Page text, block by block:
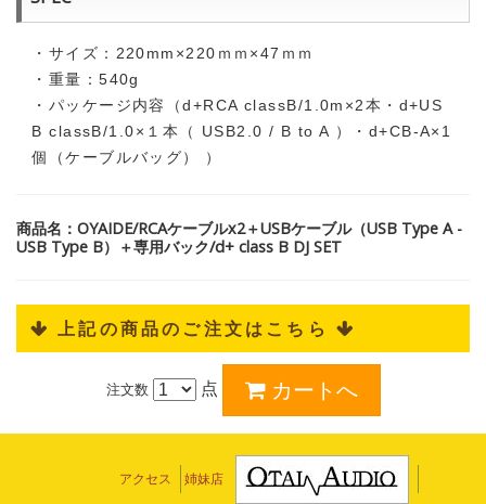
・サイズ：220mm×220ｍｍ×47ｍｍ
・重量：540g
・パッケージ内容（d+RCA classB/1.0m×2本・d+US
B classB/1.0×１本（ USB2.0 / B to A ）・d+CB-A×1
個（ケーブルバッグ） ）
商品名：OYAIDE/RCAケーブルx2＋USBケーブル（USB Type A -
USB Type B）＋専用バック/d+ class B DJ SET
 上記の商品のご注文はこちら 
注文数 点
アクセス 姉妹店